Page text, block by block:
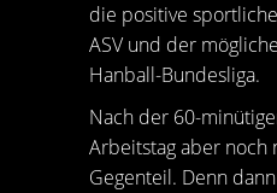
die positive
ASV und der
Hanball-Bundesliga.
Nach der 60-
Arbeitstag aber noch
Gegenteil. Denn